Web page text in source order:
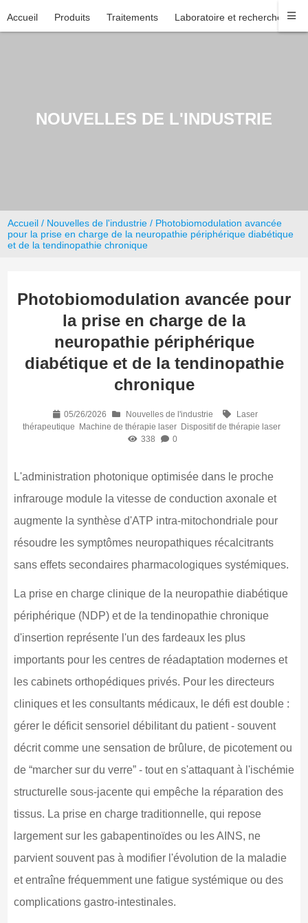
Accueil Produits Traitements Laboratoire et recherche
NOUVELLES DE L'INDUSTRIE
Accueil / Nouvelles de l'industrie / Photobiomodulation avancée
pour la prise en charge de la neuropathie périphérique diabétique
et de la tendinopathie chronique
Photobiomodulation avancée pour
la prise en charge de la
neuropathie périphérique
diabétique et de la tendinopathie
chronique
05/26/2026 Nouvelles de l'industrie
Laser
thérapeutique Machine de thérapie laser Dispositif de thérapie laser
338
0
L'administration photonique optimisée dans le proche
infrarouge module la vitesse de conduction axonale et
augmente la synthèse d'ATP intra-mitochondriale pour
résoudre les symptômes neuropathiques récalcitrants
sans effets secondaires pharmacologiques systémiques.
La prise en charge clinique de la neuropathie diabétique
périphérique (NDP) et de la tendinopathie chronique
d'insertion représente l'un des fardeaux les plus
importants pour les centres de réadaptation modernes et
les cabinets orthopédiques privés. Pour les directeurs
cliniques et les consultants médicaux, le défi est double :
gérer le déficit sensoriel débilitant du patient - souvent
décrit comme une sensation de brûlure, de picotement ou
de “marcher sur du verre” - tout en s'attaquant à l'ischémie
structurelle sous-jacente qui empêche la réparation des
tissus. La prise en charge traditionnelle, qui repose
largement sur les gabapentinoïdes ou les AINS, ne
parvient souvent pas à modifier l'évolution de la maladie
et entraîne fréquemment une fatigue systémique ou des
complications gastro-intestinales.